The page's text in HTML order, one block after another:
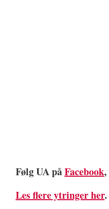
Følg UA påFacebook,
Les flere ytringer her.